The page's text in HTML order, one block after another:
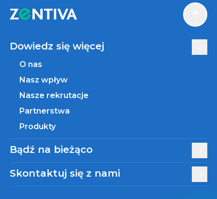
Dowiedz się więcej
O nas
Nasz wpływ
Nasze rekrutacje
Partnerstwa
Produkty
Bądź na bieżąco
Skontaktuj się z nami